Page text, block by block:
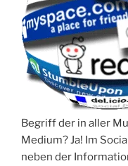
Begriff der in aller
Medium? Ja! Im
neben der